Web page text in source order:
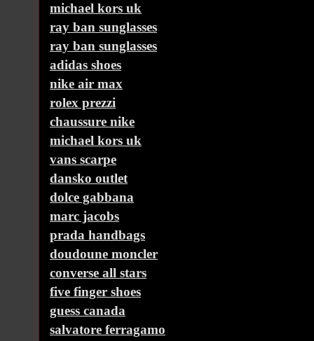
michael kors uk
ray ban sunglasses
ray ban sunglasses
adidas shoes
nike air max
rolex prezzi
chaussure nike
michael kors uk
vans scarpe
dansko outlet
dolce gabbana
marc jacobs
prada handbags
doudoune moncler
converse all stars
five finger shoes
guess canada
salvatore ferragamo